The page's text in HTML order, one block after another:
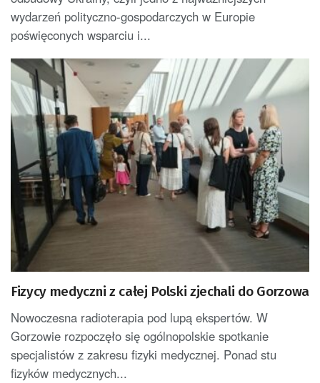
wydarzeń polityczno-gospodarczych w Europie
poświęconych wsparciu i...
Fizycy medyczni z całej Polski zjechali do Gorzowa
Nowoczesna radioterapia pod lupą ekspertów. W
Gorzowie rozpoczęło się ogólnopolskie spotkanie
specjalistów z zakresu fizyki medycznej. Ponad stu
fizyków medycznych...